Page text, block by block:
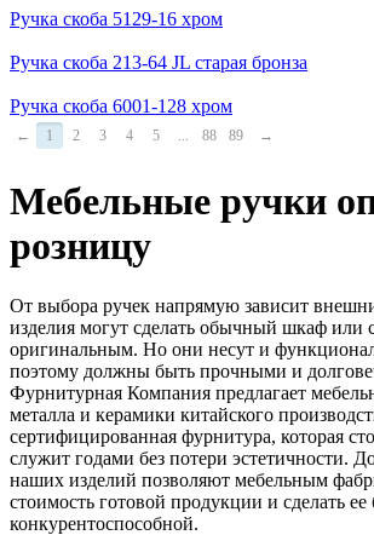
Ручка скоба 5129-16 хром
Ручка скоба 213-64 JL старая бронза
Ручка скоба 6001-128 хром
← 1 2 3 4 5 ... 88 89 →
Мебельные ручки
розницу
От выбора ручек напрямую зависит
изделия могут сделать обычный шкаф или
оригинальным. Но они несут и
поэтому должны быть прочными и
Фурнитурная Компания предлагает
металла и керамики китайского
сертифицированная фурнитура, которая
служит годами без потери эстетичности.
наших изделий позволяют мебельным
стоимость готовой продукции и сделать ее
конкурентоспособной.